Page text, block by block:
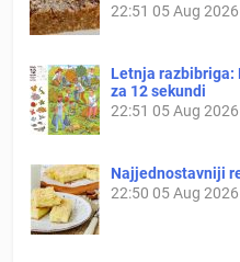
22:51 05 Aug 2026
Letnja razbibriga:
za 12 sekundi
22:51 05 Aug 2026
Najjednostavniji
22:50 05 Aug 2026